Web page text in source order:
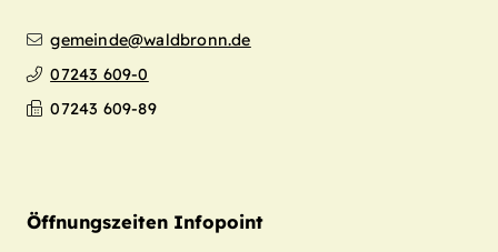
gemeinde@waldbronn.de
07243 609-0
07243 609-89
Öffnungszeiten Infopoint